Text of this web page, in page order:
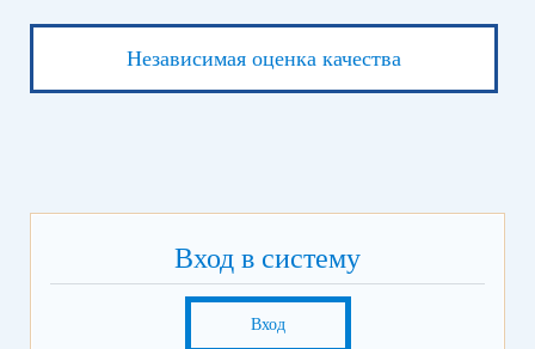
Независимая оценка качества
Вход в систему
Вход